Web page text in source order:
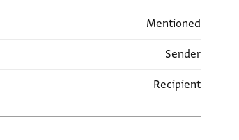
Mentioned
Sender
Recipient